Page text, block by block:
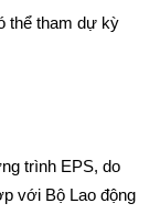
thể tham dự kỳ
trình EPS, do
với Bộ Lao động